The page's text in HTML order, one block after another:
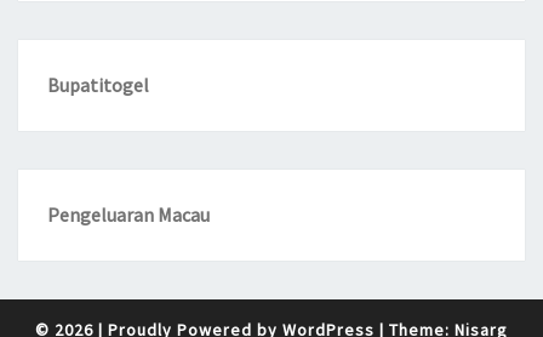
Bupatitogel
Pengeluaran Macau
© 2026 | Proudly Powered by WordPress | Theme: Nisarg